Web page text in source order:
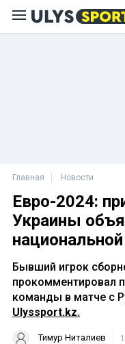
Главная Новости
Евро-2024:
Украины
Бывший игрок
прокомментировал
команды в матче с
Ulyssport.kz.
Тимур Ниталиев